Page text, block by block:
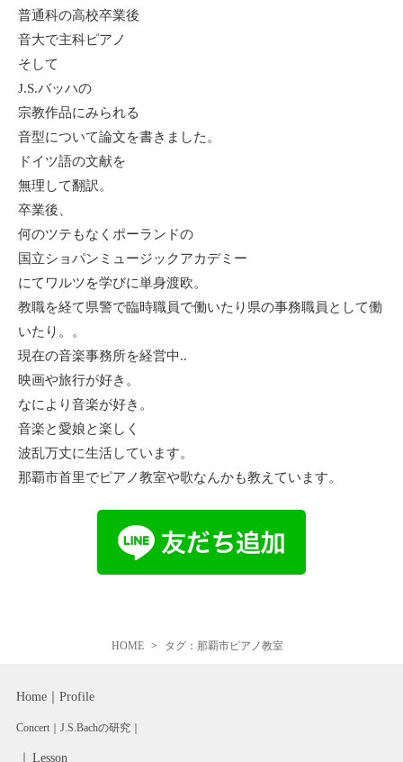
普通科の高校卒業後
音大で主科ピアノ
そして
J.S.バッハの
宗教作品にみられる
音型について論文を書きました。
ドイツ語の文献を
無理して翻訳。
卒業後、
何のツテもなくポーランドの
国立ショパンミュージックアカデミー
にてワルツを学びに単身渡欧。
教職を経て県警で臨時職員で働いたり県の事務職員として働
いたり。。
現在の音楽事務所を経営中..
映画や旅行が好き。
なにより音楽が好き。
音楽と愛娘と楽しく
波乱万丈に生活しています。
那覇市首里でピアノ教室や歌なんかも教えています。
HOME タグ：那覇市ピアノ教室
Home Profile
Concert J.S.Bachの研究
Lesson